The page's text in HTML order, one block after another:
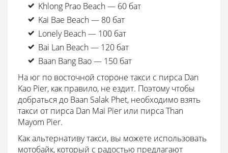
Khlong Prao Beach — 60 бат
Kai Bae Beach — 80 бат
Lonely Beach — 100 бат
Bai Lan Beach — 120 бат
Baan Bang Bao — 150 бат
На юг по восточной стороне такси с пирса Dan
Kao Pier, как правило, не ездит. Поэтому чтобы
добраться до Baan Salak Phet, необходимо взять
такси от пирса Dan Mai Pier или пирса Than
Mayom Pier.
Как альтернативу такси, вы можете использовать
мотобайк, который с радостью предлагают